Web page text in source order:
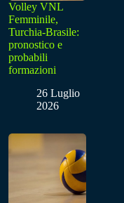
Volley VNL
Femminile,
Turchia-Brasile:
pronostico e
probabili
formazioni
26 Luglio
2026